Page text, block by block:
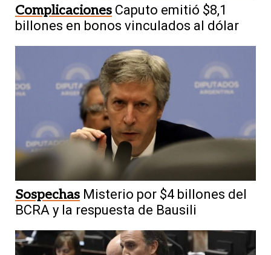
Complicaciones Caputo emitió $8,1
billones en bonos vinculados al dólar
Sospechas Misterio por $4 billones del
BCRA y la respuesta de Bausili